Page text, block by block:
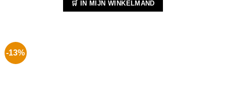
🛒 IN MIJN WINKELMAND
-13%